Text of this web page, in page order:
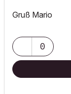
Gruß Mario
0